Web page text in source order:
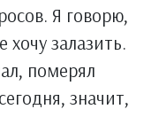
Я говорю,
хочу залазить.
померял
значит,